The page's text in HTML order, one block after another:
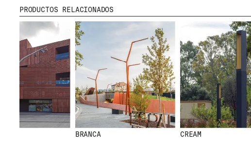
PRODUCTOS RELACIONADOS
BRANCA CREAM